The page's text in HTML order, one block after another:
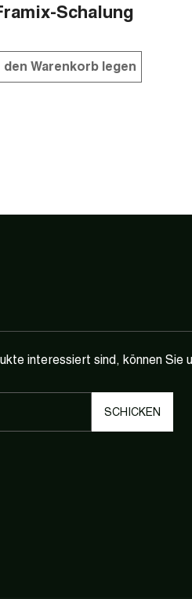
Schalung
den Warenkorb legen
interessiert sind, können Sie